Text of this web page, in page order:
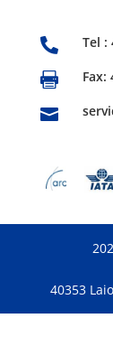
 Tel :
 Fax:

40353